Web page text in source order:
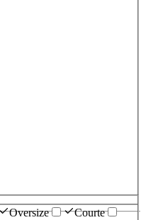
Oversize
Courte